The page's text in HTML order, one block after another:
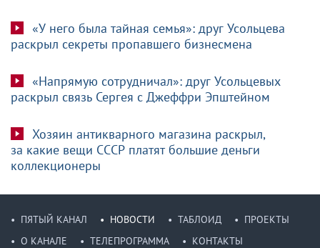
«У него была тайная семья»: друг Усольцева
раскрыл секреты пропавшего бизнесмена
«Напрямую сотрудничал»: друг Усольцевых
раскрыл связь Сергея с Джеффри Эпштейном
Хозяин антикварного магазина раскрыл,
за какие вещи СССР платят большие деньги
коллекционеры
ПЯТЫЙ КАНАЛ НОВОСТИ ТАБЛОИД
ПРОЕКТЫ
О КАНАЛЕ
ТЕЛЕПРОГРАММА
КОНТАКТЫ